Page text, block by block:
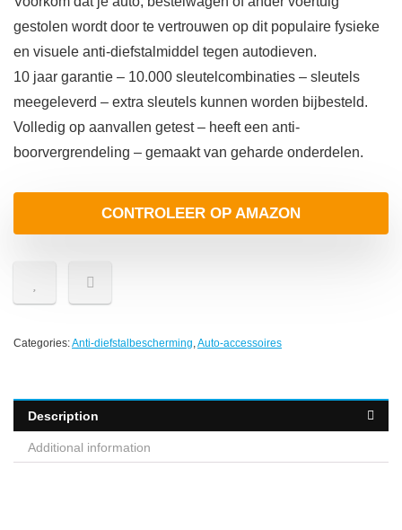
gestolen wordt door te vertrouwen op dit populaire fysieke
en visuele anti-diefstalmiddel tegen autodieven.
10 jaar garantie – 10.000 sleutelcombinaties – sleutels
meegeleverd – extra sleutels kunnen worden bijbesteld.
Volledig op aanvallen getest – heeft een anti-
boorvergrendeling – gemaakt van geharde onderdelen.
CONTROLEER OP AMAZON
Categories:Anti-diefstalbescherming,Auto-accessoires
Description
Additional information